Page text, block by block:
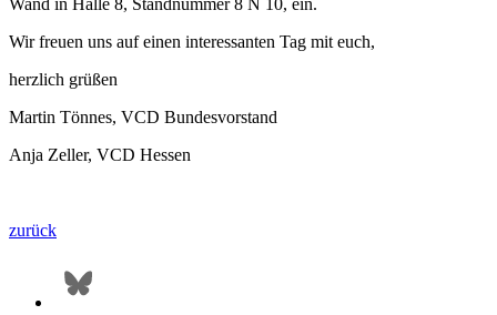
Wand in Halle 8, Standnummer 8 N 10, ein.
Wir freuen uns auf einen interessanten Tag mit euch,
herzlich grüßen
Martin Tönnes, VCD Bundesvorstand
Anja Zeller, VCD Hessen
zurück